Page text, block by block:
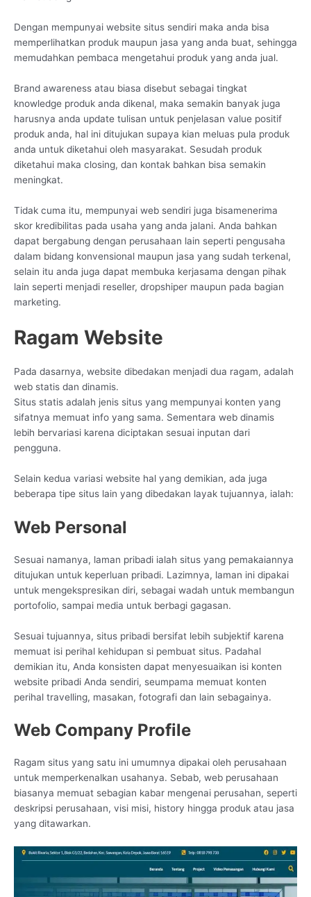
Dengan mempunyai website situs sendiri maka anda bisa
memperlihatkan produk maupun jasa yang anda buat, sehingga
memudahkan pembaca mengetahui produk yang anda jual.
Brand awareness atau biasa disebut sebagai tingkat
knowledge produk anda dikenal, maka semakin banyak juga
harusnya anda update tulisan untuk penjelasan value positif
produk anda, hal ini ditujukan supaya kian meluas pula produk
anda untuk diketahui oleh masyarakat. Sesudah produk
diketahui maka closing, dan kontak bahkan bisa semakin
meningkat.
Tidak cuma itu, mempunyai web sendiri juga bisamenerima
skor kredibilitas pada usaha yang anda jalani. Anda bahkan
dapat bergabung dengan perusahaan lain seperti pengusaha
dalam bidang konvensional maupun jasa yang sudah terkenal,
selain itu anda juga dapat membuka kerjasama dengan pihak
lain seperti menjadi reseller, dropshiper maupun pada bagian
marketing.
Ragam Website
Pada dasarnya, website dibedakan menjadi dua ragam, adalah
web statis dan dinamis.
Situs statis adalah jenis situs yang mempunyai konten yang
sifatnya memuat info yang sama. Sementara web dinamis
lebih bervariasi karena diciptakan sesuai inputan dari
pengguna.
Selain kedua variasi website hal yang demikian, ada juga
beberapa tipe situs lain yang dibedakan layak tujuannya, ialah:
Web Personal
Sesuai namanya, laman pribadi ialah situs yang pemakaiannya
ditujukan untuk keperluan pribadi. Lazimnya, laman ini dipakai
untuk mengekspresikan diri, sebagai wadah untuk membangun
portofolio, sampai media untuk berbagi gagasan.
Sesuai tujuannya, situs pribadi bersifat lebih subjektif karena
memuat isi perihal kehidupan si pembuat situs. Padahal
demikian itu, Anda konsisten dapat menyesuaikan isi konten
website pribadi Anda sendiri, seumpama memuat konten
perihal travelling, masakan, fotografi dan lain sebagainya.
Web Company Profile
Ragam situs yang satu ini umumnya dipakai oleh perusahaan
untuk memperkenalkan usahanya. Sebab, web perusahaan
biasanya memuat sebagian kabar mengenai perusahan, seperti
deskripsi perusahaan, visi misi, history hingga produk atau jasa
yang ditawarkan.